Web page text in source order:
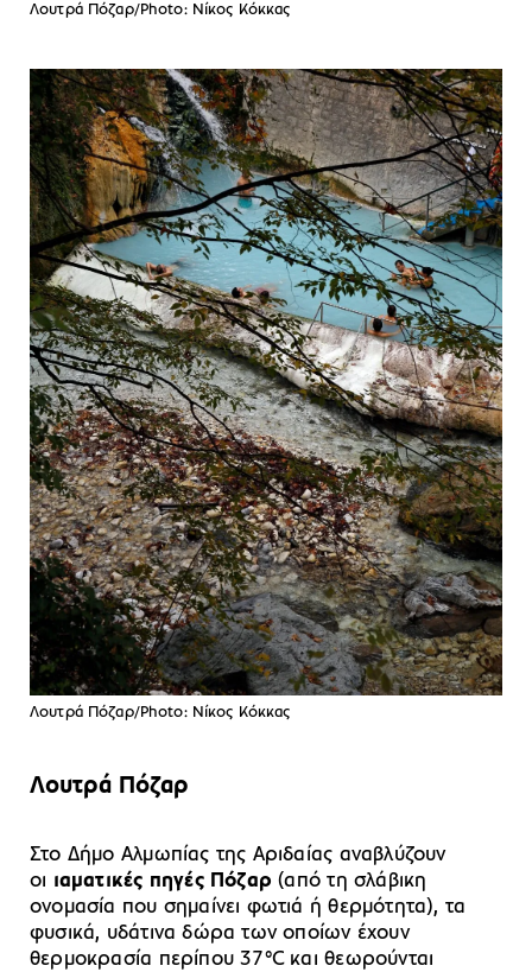
Λουτρά Πόζαρ/Photo: Νίκος Κόκκας
Λουτρά Πόζαρ/Photo: Νίκος Κόκκας
Λουτρά Πόζαρ
Στο Δήμο Αλμωπίας της Αριδαίας αναβλύζουν
οι ιαματικές πηγές Πόζαρ (από τη σλάβικη
ονομασία που σημαίνει φωτιά ή θερμότητα), τα
φυσικά, υδάτινα δώρα των οποίων έχουν
θερμοκρασία περίπου 37°C και θεωρούνται